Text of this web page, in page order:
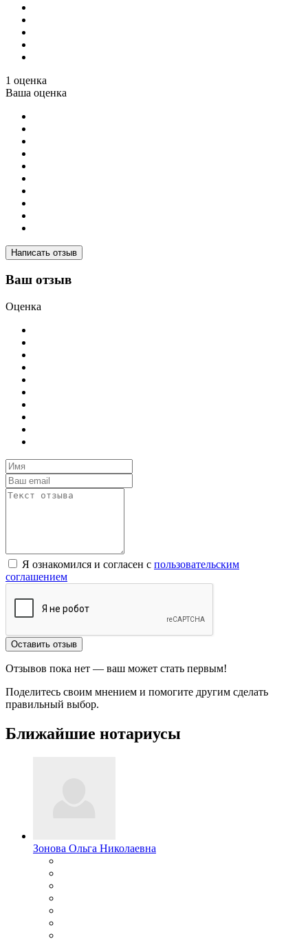
1 оценка
Ваша оценка
Написать отзыв
Ваш отзыв
Оценка
Я ознакомился и согласен с пользовательским
соглашением
Оставить отзыв
Отзывов пока нет — ваш может стать первым!
Поделитесь своим мнением и помогите другим сделать
правильный выбор.
Ближайшие нотариусы
Зонова Ольга Николаевна